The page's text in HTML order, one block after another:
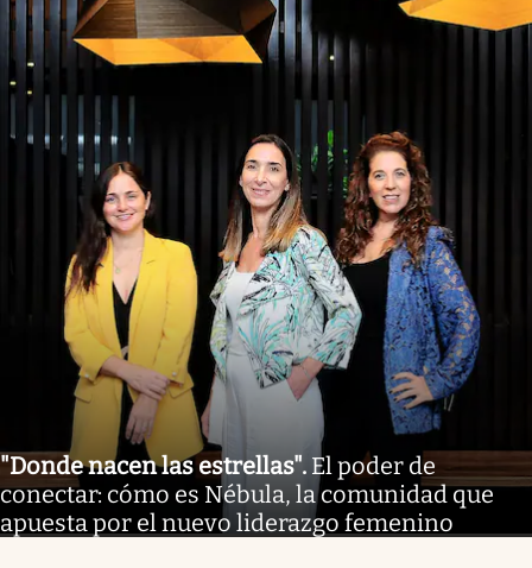
"Donde nacen las estrellas". El poder de
conectar: cómo es Nébula, la comunidad que
apuesta por el nuevo liderazgo femenino